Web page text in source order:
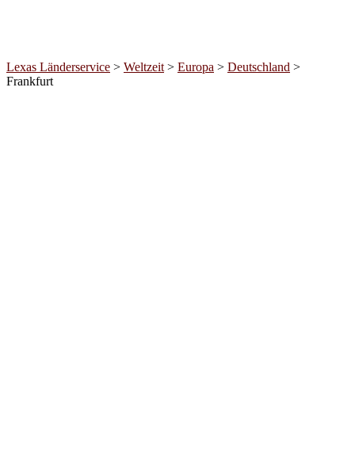
Lexas Länderservice > Weltzeit > Europa > Deutschland >
Frankfurt